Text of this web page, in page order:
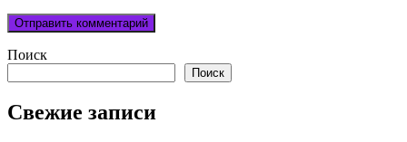
Поиск
Поиск
Свежие записи